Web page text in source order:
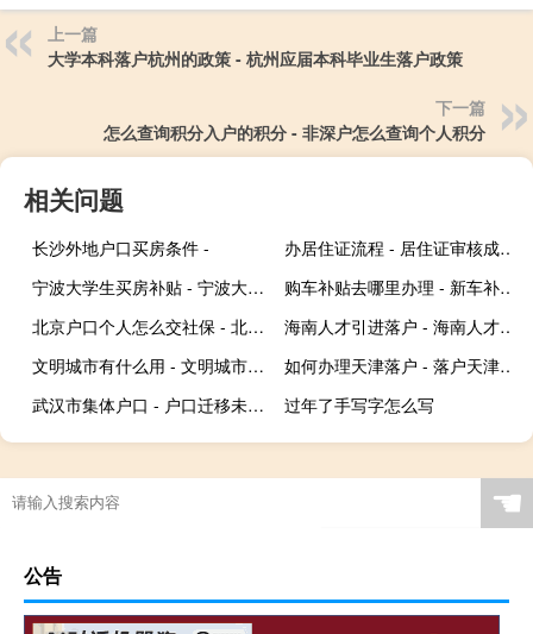
上一篇
大学本科落户杭州的政策 - 杭州应届本科毕业生落户政策
下一篇
怎么查询积分入户的积分 - 非深户怎么查询个人积分
相关问题
长沙外地户口买房条件 -
办居住证流程 - 居住证审核成功了可以去拿吗
宁波大学生买房补贴 - 宁波大学生购房补贴
购车补贴去哪里办理 - 新车补贴怎么办理
北京户口个人怎么交社保 - 北京户口不用交社保
海南人才引进落户 - 海南人才引进政策
文明城市有什么用 - 文明城市有什么福利
如何办理天津落户 - 落户天津怎么办理流程
武汉市集体户口 - 户口迁移未落户能恢复户口吗
过年了手写字怎么写
☚
公告